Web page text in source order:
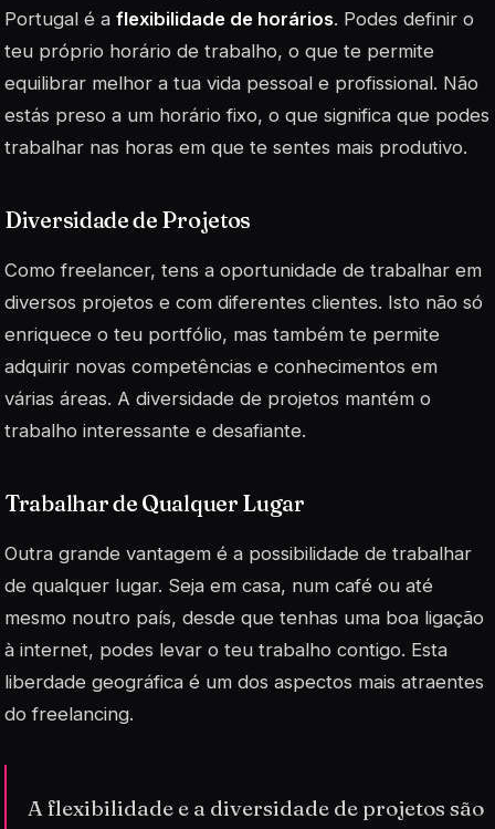
Portugal é a flexibilidade de horários. Podes definir o
teu próprio horário de trabalho, o que te permite
equilibrar melhor a tua vida pessoal e profissional. Não
estás preso a um horário fixo, o que significa que podes
trabalhar nas horas em que te sentes mais produtivo.
Diversidade de Projetos
Como freelancer, tens a oportunidade de trabalhar em
diversos projetos e com diferentes clientes. Isto não só
enriquece o teu portfólio, mas também te permite
adquirir novas competências e conhecimentos em
várias áreas. A diversidade de projetos mantém o
trabalho interessante e desafiante.
Trabalhar de Qualquer Lugar
Outra grande vantagem é a possibilidade de trabalhar
de qualquer lugar. Seja em casa, num café ou até
mesmo noutro país, desde que tenhas uma boa ligação
à internet, podes levar o teu trabalho contigo. Esta
liberdade geográfica é um dos aspectos mais atraentes
do freelancing.
A flexibilidade e a diversidade de projetos são